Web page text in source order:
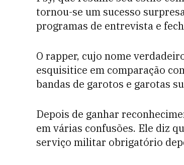
tornou-se um sucesso
programas de entrevista e
O rapper, cujo nome
esquisitice em comparação
bandas de garotos e garotas
Depois de ganhar
em várias confusões. Ele diz
serviço militar obrigatório